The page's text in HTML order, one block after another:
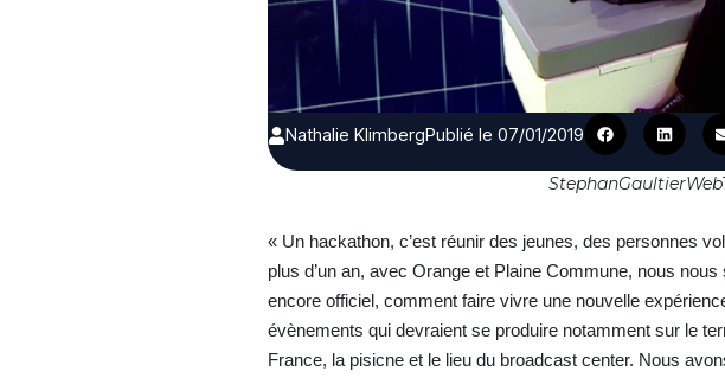
Nathalie KlimbergPublié le 07/01/2019
« Un hackathon, c’est réunir des jeunes, des personnes
plus d’un an, avec Orange et Plaine Commune, nous
encore officiel, comment faire vivre une nouvelle
évènements qui devraient se produire notamment sur le
France, la pisicne et le lieu du broadcast center. Nous